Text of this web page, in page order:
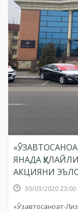
ЯНАДА
АКЦИЯНИ
30/03/2020 23:00
«Ўзавтосаноат-